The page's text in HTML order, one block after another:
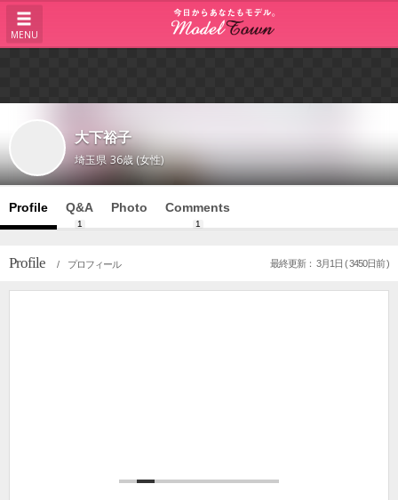
MENU
大下裕子
埼玉県 36歳 (女性)
Profile Q&A
1
Photo Comments
1
Profile / プロフィール 最終更新： 3月1日 ( 3450日前 )